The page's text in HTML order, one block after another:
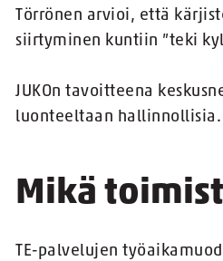
Törrönen arvioi, että
siirtyminen kuntiin ”teki
JUKOn tavoitteena
luonteeltaan hallinnollisia.
Mikä
TE-palvelujen